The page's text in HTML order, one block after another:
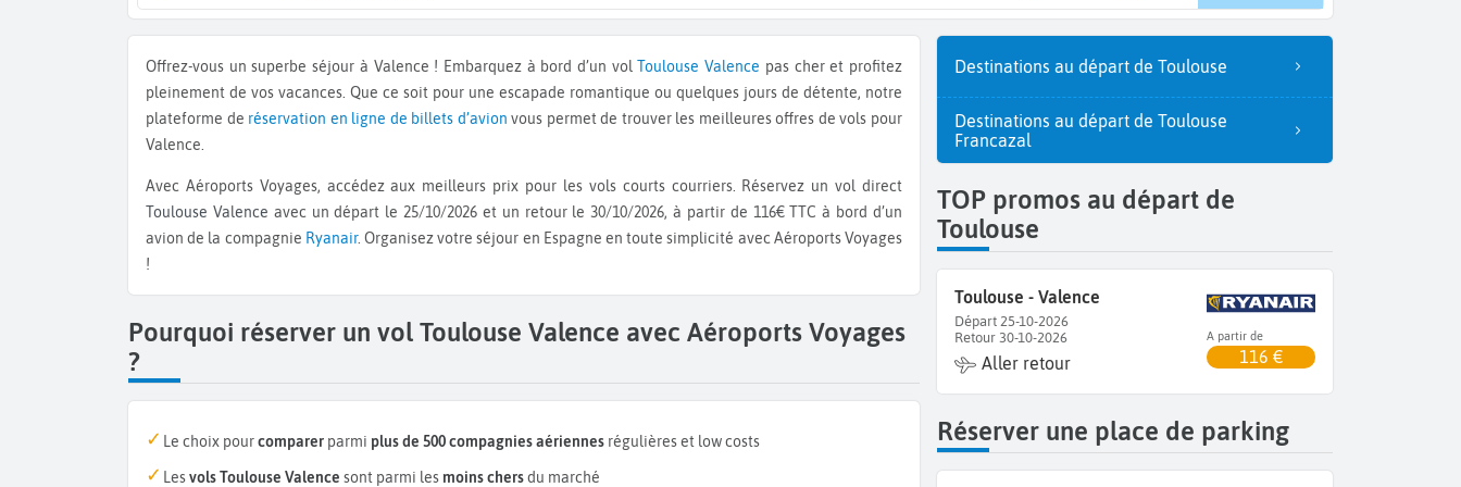
Offrez-vous un superbe séjour à Valence ! Embarquez à bord d’un volToulouse Valence pas cher et profitez
pleinement de vos vacances. Que ce soit pour une escapade romantique ou quelques jours de détente, notre
plateforme de réservation en ligne de billets d’avion vous permet de trouver les meilleures offres de vols pour
Valence.
Avec Aéroports Voyages, accédez aux meilleurs prix pour les vols courts courriers. Réservez un vol direct
Toulouse Valence avec un départ le 25/10/2026 et un retour le 30/10/2026, à partir de 116€ TTC à bord d’un
avion de la compagnie Ryanair. Organisez votre séjour en Espagne en toute simplicité avec Aéroports Voyages
!
Pourquoi réserver un vol Toulouse Valence avec Aéroports Voyages
?
Le choix pourcomparer parmi plus de 500 compagnies aériennes régulières et low costs
Lesvols Toulouse Valence sont parmi les moins chersdu marché
Destinations au départ de Toulouse
Destinations au départ de Toulouse
Francazal
TOP promos au départ de
Toulouse
Toulouse - Valence
Départ 25-10-2026
Retour 30-10-2026
Aller retour
A partir de
116 €
Réserver une place de parking